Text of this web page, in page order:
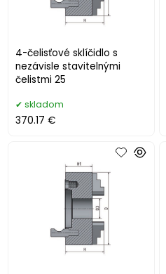
4-čelisťové sklíčidlo s
nezávisle stavitelnými
čelistmi 25
skladom
370.17 €